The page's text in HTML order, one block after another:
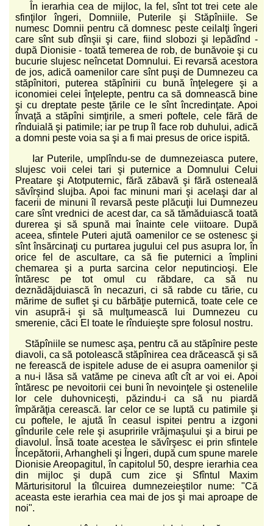
În ierarhia cea de mijloc, la fel, sînt tot trei cete ale
sfinţilor îngeri, Domniile, Puterile şi Stăpîniile. Se
numesc Domnii pentru că domnesc peste ceilalţi îngeri
care sînt sub dînşii şi care, fiind slobozi şi lepădînd -
după Dionisie - toată temerea de rob, de bunăvoie şi cu
bucurie slujesc neîncetat Domnului. Ei revarsă acestora
de jos, adică oamenilor care sînt puşi de Dumnezeu ca
stăpînitori, puterea stăpînirii cu bună înţelegere şi a
iconomiei celei înţelepte, pentru ca să domnească bine
şi cu dreptate peste ţările ce le sînt încredinţate. Apoi
învaţă a stăpîni simţirile, a smeri poftele, cele fără de
rînduială şi patimile; iar pe trup îl face rob duhului, adică
a domni peste voia sa şi a fi mai presus de orice ispită.
Iar Puterile, umplîndu-se de dumnezeiasca putere,
slujesc voii celei tari şi puternice a Domnului Celui
Preatare şi Atotputernic, fără zăbavă şi fără osteneală
săvîrşind slujba. Apoi fac minuni mari şi acelaşi dar al
facerii de minuni îl revarsă peste plăcuţii lui Dumnezeu
care sînt vrednici de acest dar, ca să tămăduiască toată
durerea şi să spună mai înainte cele viitoare. După
aceea, sfintele Puteri ajută oamenilor ce se ostenesc şi
sînt însărcinaţi cu purtarea jugului cel pus asupra lor, în
orice fel de ascultare, ca să fie puternici a împlini
chemarea şi a purta sarcina celor neputincioşi. Ele
întăresc pe tot omul cu răbdare, ca să nu
deznădăjduiască în necazuri, ci să rabde cu tărie, cu
mărime de suflet şi cu bărbăţie puternică, toate cele ce
vin asupră-i şi să mulţumească lui Dumnezeu cu
smerenie, căci El toate le rînduieşte spre folosul nostru.
Stăpîniile se numesc aşa, pentru că au stăpînire peste
diavoli, ca să potolească stăpînirea cea drăcească şi să
ne ferească de ispitele aduse de ei asupra oamenilor şi
a nu-i lăsa să vatăme pe cineva atît cît ar voi ei. Apoi
întăresc pe nevoitorii cei buni în nevoinţele şi ostenelile
lor cele duhovniceşti, păzindu-i ca să nu piardă
împărăţia cerească. Iar celor ce se luptă cu patimile şi
cu poftele, le ajută în ceasul ispitei pentru a izgoni
gîndurile cele rele şi asupririle vrăjmaşului şi a birui pe
diavolul. Însă toate acestea le săvîrşesc ei prin sfintele
Începătorii, Arhangheli şi Îngeri, după cum spune marele
Dionisie Areopagitul, în capitolul 50, despre ierarhia cea
din mijloc şi după cum zice şi Sfîntul Maxim
Mărturisitorul la tîlcuirea dumnezeieştilor nume: "Că
aceasta este ierarhia cea mai de jos şi mai aproape de
noi".